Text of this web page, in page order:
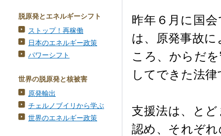
脱原発とエネルギーシフト
ストップ！再稼働
日本のエネルギー政策
パワーシフト
世界の脱原発と核被害
原発輸出
チェルノブイリから学ぶ
世界のエネルギー政策
昨年６月に国
は、原発事故
ころ、からだ
してできた法律
支援法は、と
認め、それぞ